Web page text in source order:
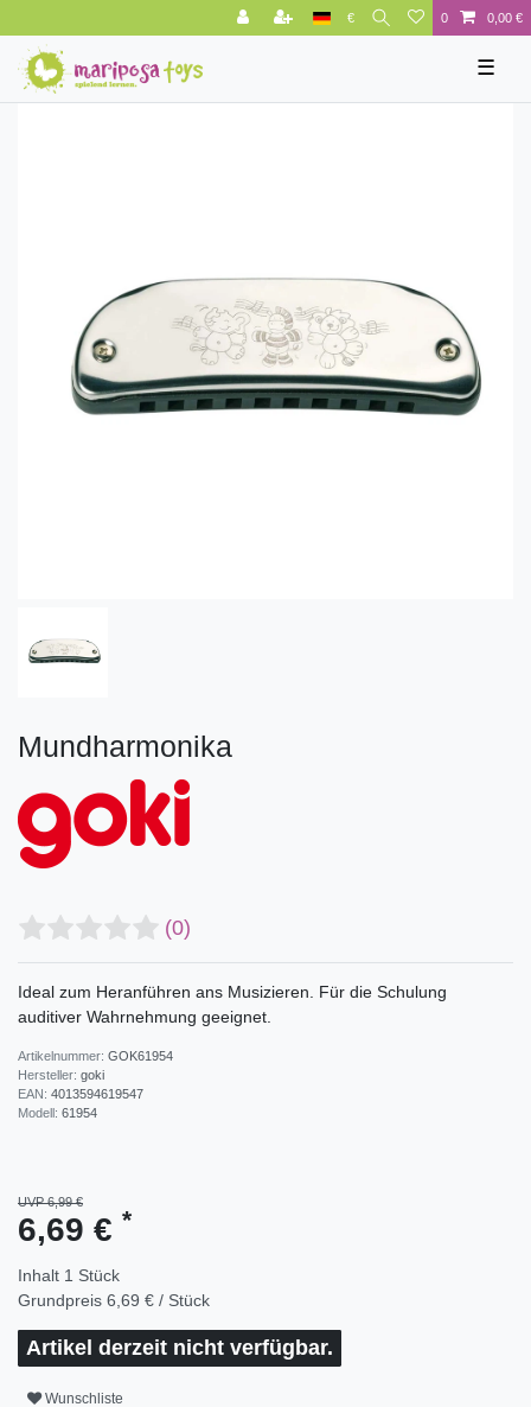
€ 0 0,00 €
☰
Mundharmonika
(0)
Ideal zum Heranführen ans Musizieren. Für die Schulung
auditiver Wahrnehmung geeignet.
Artikelnummer: GOK61954
Hersteller: goki
EAN: 4013594619547
Modell: 61954
UVP 6,99 €
6,69 € *
Inhalt 1 Stück
Grundpreis 6,69 € / Stück
Artikel derzeit nicht verfügbar.
Wunschliste